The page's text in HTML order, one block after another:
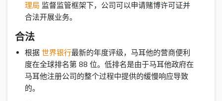
理局 监督监管框架下，公司可以申请赌博许可证并
合法开展业务。
合法
根据 世界银行最新的年度评级，马耳他的营商便利
度在全球排名第 88 位。低排名是由于马耳他政府在
马耳他注册公司的整个过程中提供的缓慢响应导致
的。